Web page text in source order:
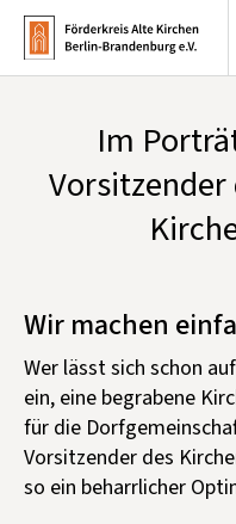
Infobrief abonnieren
Aktuelles
Kunst & Kultur
Förderung & Spenden
Über uns
Im
Wir machen
Wer lässt sich schon
ein, eine begrabene
für die
Vorsitzender des
so ein beharrlicher